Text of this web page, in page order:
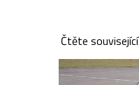
Čtěte